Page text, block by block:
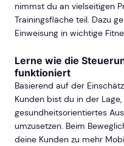
nimmst du an vielseitigen
Trainingsfläche teil. Dazu
Einweisung in wichtige
Lerne wie die
funktioniert
Basierend auf der
Kunden bist du in der Lage,
gesundheitsorientiertes
umzusetzen. Beim
deine Kunden zu mehr